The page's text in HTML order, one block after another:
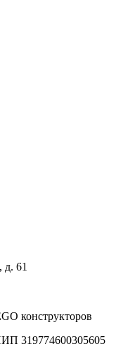
61
конструкторов
319774600305605